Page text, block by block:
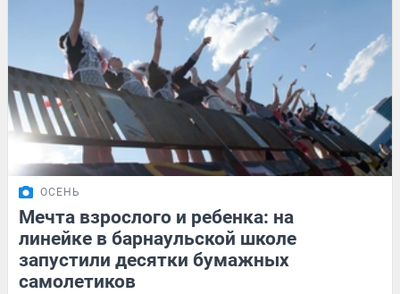
ОСЕНЬ
Мечта взрослого и ребенка: на
линейке в барнаульской школе
запустили десятки бумажных
самолетиков